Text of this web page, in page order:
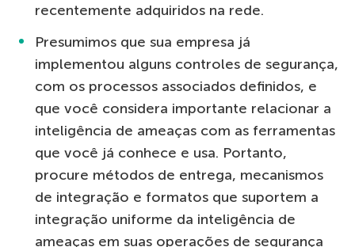
recentemente adquiridos na rede.
Presumimos que sua empresa já
implementou alguns controles de segurança,
com os processos associados definidos, e
que você considera importante relacionar a
inteligência de ameaças com as ferramentas
que você já conhece e usa. Portanto,
procure métodos de entrega, mecanismos
de integração e formatos que suportem a
integração uniforme da inteligência de
ameaças em suas operações de segurança